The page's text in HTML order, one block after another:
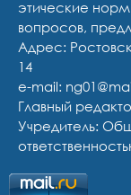
этические
вопросов,
Адрес:
14
e-mail:
Главный
Учредитель: